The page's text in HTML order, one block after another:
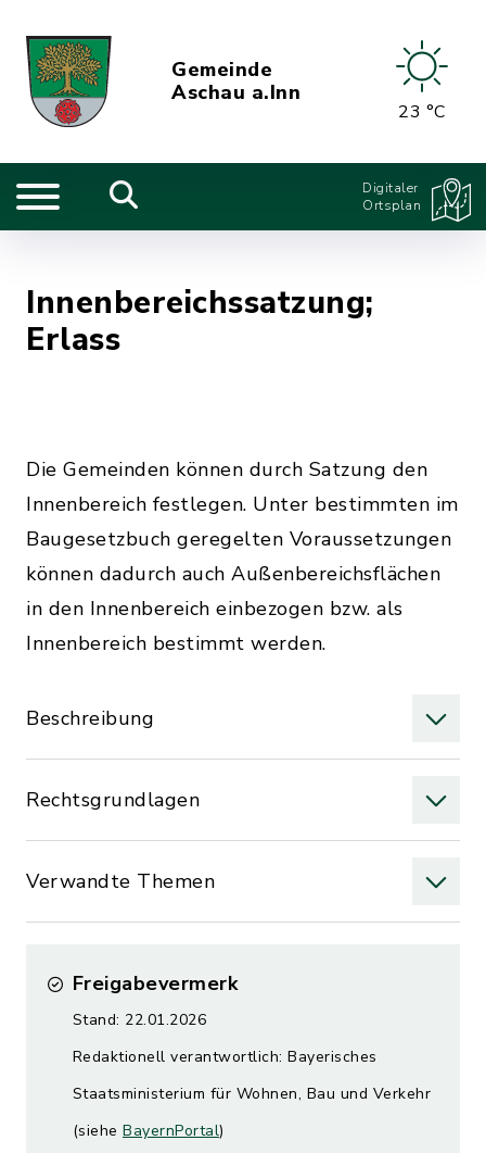
Gemeinde
Aschau a.Inn
23 °C
Digitaler
Ortsplan
Innenbereichssatzung;
Erlass
Die Gemeinden können durch Satzung den
Innenbereich festlegen. Unter bestimmten im
Baugesetzbuch geregelten Voraussetzungen
können dadurch auch Außenbereichsflächen
in den Innenbereich einbezogen bzw. als
Innenbereich bestimmt werden.
Beschreibung
Rechtsgrundlagen
Verwandte Themen
Freigabevermerk
Stand: 22.01.2026
Redaktionell verantwortlich: Bayerisches
Staatsministerium für Wohnen, Bau und Verkehr
(siehe BayernPortal)